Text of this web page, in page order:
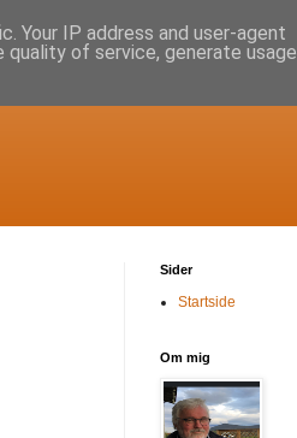
Sider
Startside
Om mig
Your IP address and user-agent
of service, generate usage